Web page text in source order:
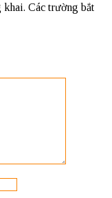
khai. Các trường bắt